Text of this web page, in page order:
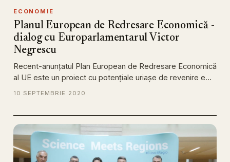
ECONOMIE
Planul European de Redresare Economică -
dialog cu Europarlamentarul Victor
Negrescu
Recent-anunțatul Plan European de Redresare Economică
al UE este un proiect cu potențiale uriașe de revenire e…
10 SEPTEMBRIE 2020